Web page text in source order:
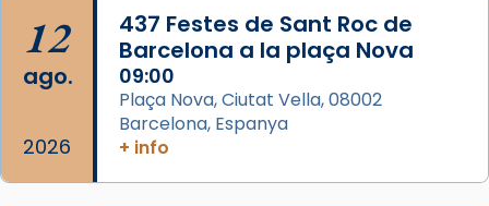
Foto
View on Facebook · Share
12
ago.
2026
437 Festes de Sant Roc de
Barcelona a la plaça Nova
09:00
Plaça Nova, Ciutat Vella, 08002
Barcelona, Espanya
+ info